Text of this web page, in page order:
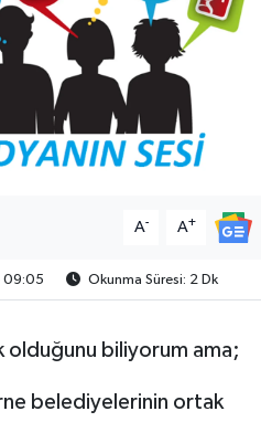
A- A+
09:05 Okunma Süresi: 2 Dk
olduğunu biliyorum ama;
belediyelerinin ortak